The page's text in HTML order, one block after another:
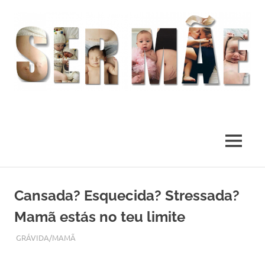
content
MENU
Cansada? Esquecida? Stressada?
Mamã estás no teu limite
OUTUBRO 8, 2018
ADMIN
GRÁVIDA/MAMÃ